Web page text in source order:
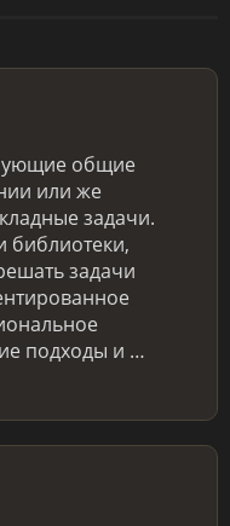
общие
или же
задачи.
библиотеки,
задачи
подходы и …